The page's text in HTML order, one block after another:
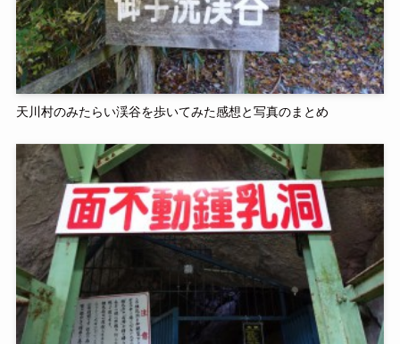
天川村のみたらい渓谷を歩いてみた感想と写真のまとめ